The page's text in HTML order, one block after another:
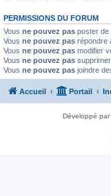
PERMISSIONS DU FORUM
Vous ne pouvez pas poster de
Vous ne pouvez pas répondre
Vous ne pouvez pas modifier
Vous ne pouvez pas
Vous ne pouvez pas joindre
Accueil Portail
Développé par